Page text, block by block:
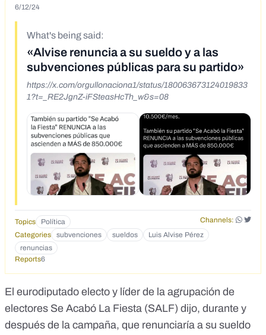
6/12/24
What's being said:
«Alvise renuncia a su sueldo y a las
subvenciones públicas para su partido»
https://x.com/orgullonaciona1/status/180063673124019833
1?t=_RE2JgnZ-iFSteasHcTh_w&s=08
Topics Política
Channels:
Categories
subvenciones sueldos
Luis Alvise Pérez
renuncias
Reports6
El eurodiputado electo y líder de la agrupación de
electores Se Acabó La Fiesta (SALF) dijo, durante y
después de la campaña, que renunciaría a su sueldo